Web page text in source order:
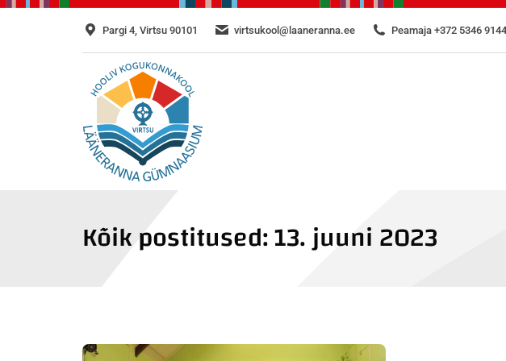
Pargi 4, Virtsu 90101 virtsukool@laaneranna.ee Peamaja +372 5346
Kõik postitused:13. juuni 2023